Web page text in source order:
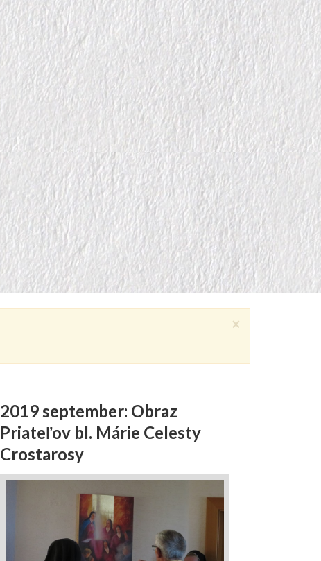
×
2019 september: Obraz
Priateľov bl. Márie Celesty
Crostarosy